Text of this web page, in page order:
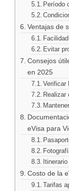
Período
Ventajas de
Evitar
Consejos
en 2025
Verificar
Realizar
eVisa para
Costo de la
Tarifas